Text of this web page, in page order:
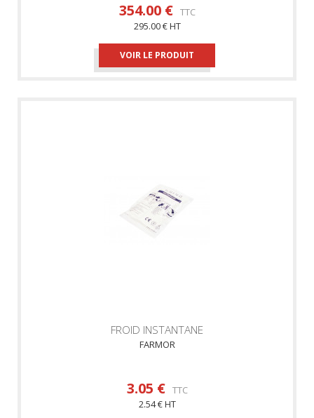
354.00 € TTC
295.00 € HT
VOIR LE PRODUIT
FROID INSTANTANE
FARMOR
3.05 € TTC
2.54 € HT